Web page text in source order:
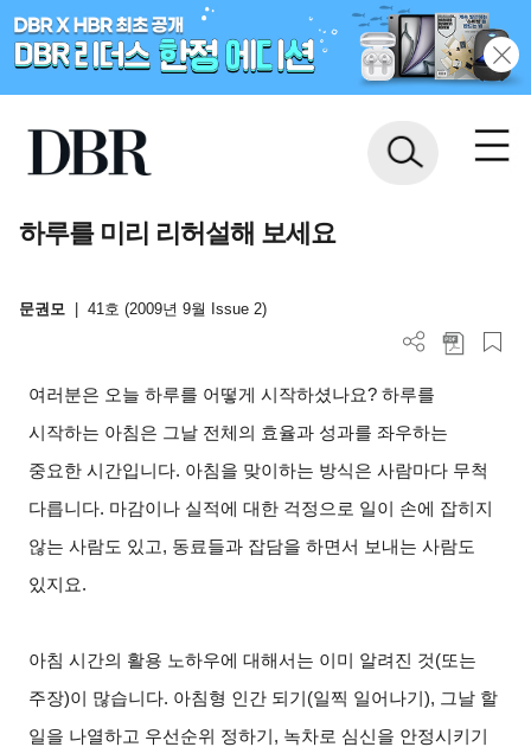
하루를 미리 리허설해 보세요
문권모 41호 (2009년 9월 Issue 2)
여러분은 오늘 하루를 어떻게 시작하셨나요? 하루를
시작하는 아침은 그날 전체의 효율과 성과를 좌우하는
중요한 시간입니다. 아침을 맞이하는 방식은 사람마다 무척
다릅니다. 마감이나 실적에 대한 걱정으로 일이 손에 잡히지
않는 사람도 있고, 동료들과 잡담을 하면서 보내는 사람도
있지요.
아침 시간의 활용 노하우에 대해서는 이미 알려진 것(또는
주장)이 많습니다. 아침형 인간 되기(일찍 일어나기), 그날 할
일을 나열하고 우선순위 정하기, 녹차로 심신을 안정시키기